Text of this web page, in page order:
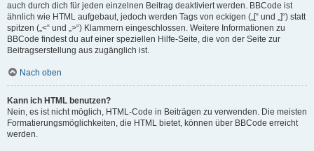
auch durch dich für jeden einzelnen Beitrag deaktiviert werden. BBCode ist
ähnlich wie HTML aufgebaut, jedoch werden Tags von eckigen („[“ und „]“) statt
spitzen („<“ und „>“) Klammern eingeschlossen. Weitere Informationen zu
BBCode findest du auf einer speziellen Hilfe-Seite, die von der Seite zur
Beitragserstellung aus zugänglich ist.
Nach oben
Kann ich HTML benutzen?
Nein, es ist nicht möglich, HTML-Code in Beiträgen zu verwenden. Die meisten
Formatierungsmöglichkeiten, die HTML bietet, können über BBCode erreicht
werden.